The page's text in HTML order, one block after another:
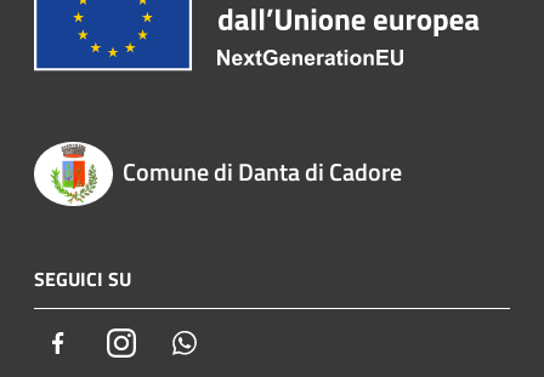
Comune di Danta di Cadore
SEGUICI SU
FacebookInstagram